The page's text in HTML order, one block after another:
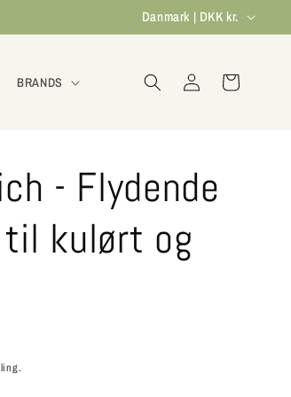
a
o
m
r
å
Danmark | DKK kr.
BRANDS
Log
ind
Indkøbskurv
- Flydende
kulørt og